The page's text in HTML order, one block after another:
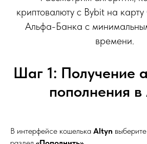
криптовалюту с Bybit на
Альфа-Банка с
времени.
Шаг 1: Получение
пополнения
В интерфейсе кошелька Altyn выберите